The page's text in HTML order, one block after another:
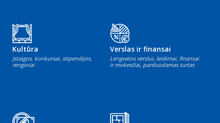
Kultūra
Įstaigos, konkursai, stipendijos,
renginiai
Verslas ir finansai
Lengvatos verslui, leidimai, finansai
ir mokesčiai, parduodamas turtas